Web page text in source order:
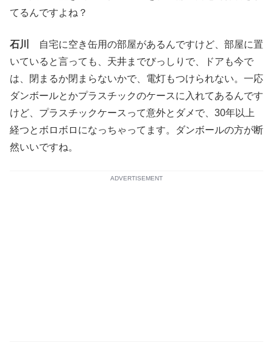
てるんですよね？
石川
自宅に空き缶用の部屋があるんですけど、部屋に置
いていると言っても、天井までびっしりで、ドアも今で
は、閉まるか閉まらないかで、電灯もつけられない。一応
ダンボールとかプラスチックのケースに入れてあるんです
けど、プラスチックケースって意外とダメで、30年以上
経つとボロボロになっちゃってます。ダンボールの方が断
然いいですね。
ADVERTISEMENT